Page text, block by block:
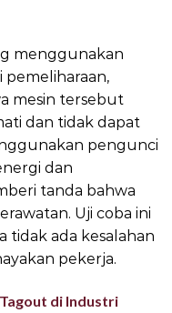
menggunakan
pemeliharaan,
mesin tersebut
dan tidak dapat
pengunci
dan
tanda bahwa
Uji coba ini
tidak ada kesalahan
pekerja.
di Industri